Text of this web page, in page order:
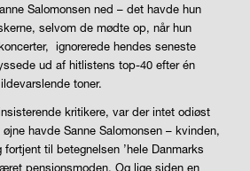
Salo­monsen ned – det havde hun
selvom de mødte op, når hun
ignorerede hendes seneste
ud af hit­listens top-40 efter én
toner.
kritikere, var der intet odiøst
havde Sanne Salomonsen – kvinden,
fortjent til betegnelsen ’hele Danmarks
pensionsmoden. Og lige siden en